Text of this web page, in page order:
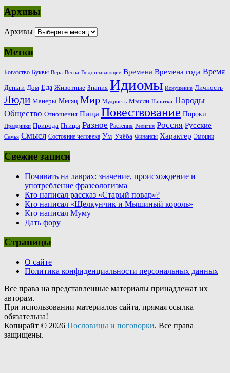
Архивы
Архивы
Метки
Богатство Буквы Вера Весна Водоплавающие Времена Времена года Время
Деньги Дом Еда Животные Знания Идиомы Искушение Личность
Люди Манеры Месяц Мир Мудрость Мысли Напитки Народы
Общество Отношения Пища Повествование Пороки
Праздники Природа Птицы Разное Растения Религия Россия Русские
Семья Смысл Состояние человека Ум Учёба Финансы Характер Эмоции
Свежие записи
Почивать на лаврах: значение, происхождение и
употребление фразеологизма
Кто написал рассказ «Старый повар»?
Кто написал «Щелкунчик и Мышиный король»
Кто написал Муму
Дать фору
Страницы
О сайте
Политика конфиденциальности персональных данных
Все права на представленные материалы принадлежат их
авторам.
При использовании материалов сайта, прямая ссылка
обязательна!
Копирайт © 2026 Пословицы и поговорки. Все права
защищены.